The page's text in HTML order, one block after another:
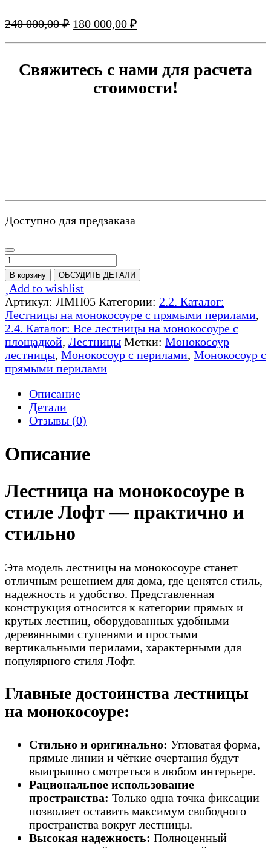
240 000,00₽ Первоначальная
000,00 ₽.
180 000,00 ₽
Свяжитесь с нами для расчета
стоимости!
Доступно для предзаказа
Количество
товара
Лестница
на
монокосоуре
прямая
с
перилами
-
ЛМП05
В корзину ОБСУДИТЬ ДЕТАЛИ
Add to wishlist
Артикул: ЛМП05 Категории: 2.2. Каталог:
Лестницы на монокосоуре с прямыми перилами,
2.4. Каталог: Все лестницы на монокосоуре с
площадкой, Лестницы Метки: Монокосоур
лестницы, Монокосоур с перилами, Монокосоур с
прямыми перилами
Описание
Детали
Отзывы (0)
Описание
Лестница на монокосоуре в
стиле Лофт — практично и
стильно
Эта модель лестницы на монокосоуре станет
отличным решением для дома, где ценятся стиль,
надежность и удобство. Представленная
конструкция относится к категории прямых и
крутых лестниц, оборудованных удобными
деревянными ступенями и простыми
вертикальными перилами, характерными для
популярного стиля Лофт.
Главные достоинства лестницы
на монокосоуре:
Стильно и оригинально: Угловатая форма,
прямые линии и чёткие очертания будут
выигрышно смотреться в любом интерьере.
Рациональное использование
пространства: Только одна точка фиксации
позволяет оставить максимум свободного
пространства вокруг лестницы.
Высокая надежность: Полноценный